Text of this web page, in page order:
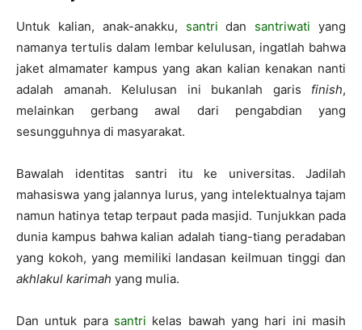
Untuk kalian, anak-anakku, santri dan santriwati yang
namanya tertulis dalam lembar kelulusan, ingatlah bahwa
jaket almamater kampus yang akan kalian kenakan nanti
adalah amanah. Kelulusan ini bukanlah garis finish,
melainkan gerbang awal dari pengabdian yang
sesungguhnya di masyarakat.
Bawalah identitas santri itu ke universitas. Jadilah
mahasiswa yang jalannya lurus, yang intelektualnya tajam
namun hatinya tetap terpaut pada masjid. Tunjukkan pada
dunia kampus bahwa kalian adalah tiang-tiang peradaban
yang kokoh, yang memiliki landasan keilmuan tinggi dan
akhlakul karimah yang mulia.
Dan untuk para santri kelas bawah yang hari ini masih